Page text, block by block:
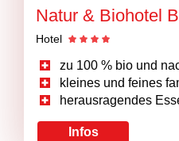
Natur & Biohotel
Hotel
zu 100 % bio und
kleines und feines
herausragendes
Infos